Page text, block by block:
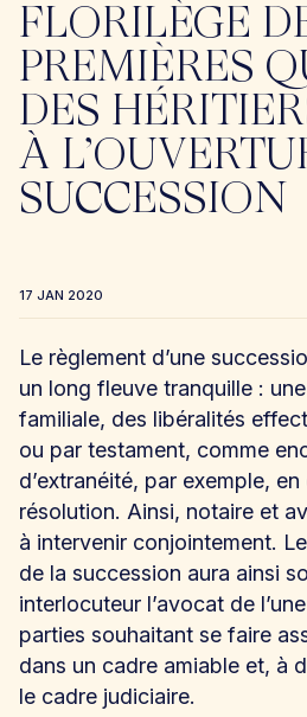
FLORILÈGE
PREMIÈRES
DES
À
SUCCESSION
17 JAN 2020
Le règlement d’une
un long fleuve tranquille :
familiale, des libéralités
ou par testament, comme
d’extranéité, par exemple,
résolution. Ainsi, notaire et
à intervenir conjointement.
de la succession aura ainsi
interlocuteur l’avocat de
parties souhaitant se faire
dans un cadre amiable et, à
le cadre judiciaire.